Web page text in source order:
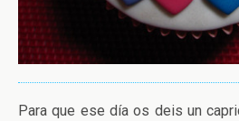
Para que ese día os deis un